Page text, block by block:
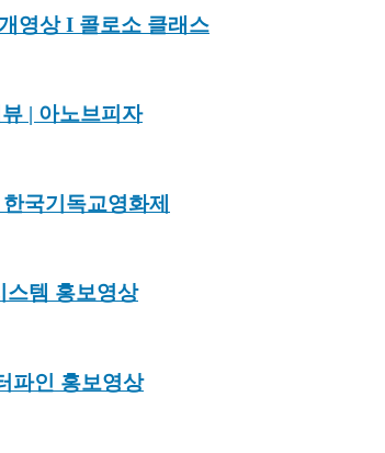
영상 I 콜로소 클래스
| 아노브피자
국기독교영화제
스템 홍보영상
파인 홍보영상